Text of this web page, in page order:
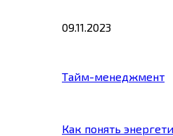
09.11.2023
Тайм-менеджмент
Как понять